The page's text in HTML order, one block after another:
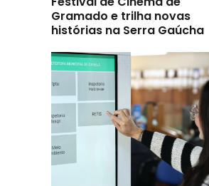
Gramado e trilha novas
histórias na Serra Gaúcha